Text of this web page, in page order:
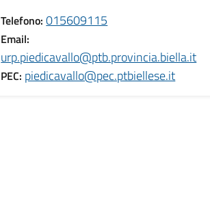
Telefono:015609115
Email:
urp.piedicavallo@ptb.provincia.biella.it
PEC: piedicavallo@pec.ptbiellese.it